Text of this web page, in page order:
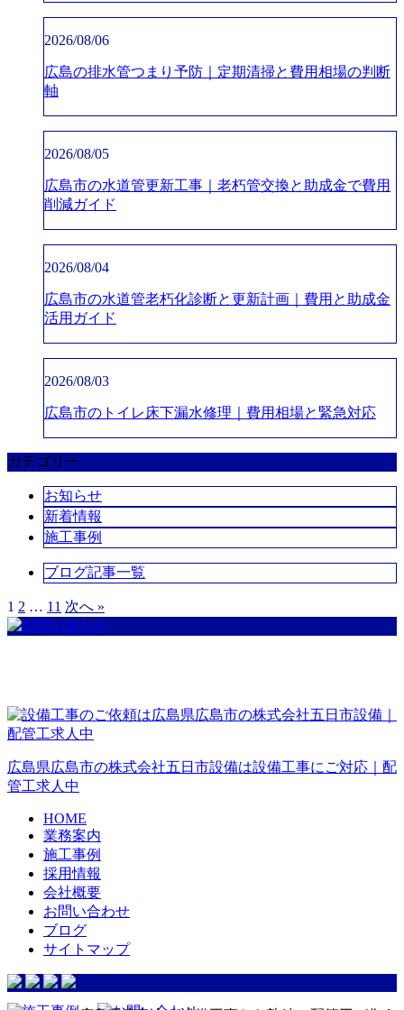
2026/08/06
広島の排水管つまり予防｜定期清掃と費用相場の判断
軸
2026/08/05
広島市の水道管更新工事｜老朽管交換と助成金で費用
削減ガイド
2026/08/04
広島市の水道管老朽化診断と更新計画｜費用と助成金
活用ガイド
2026/08/03
広島市のトイレ床下漏水修理｜費用相場と緊急対応
カテゴリー
お知らせ
新着情報
施工事例
ブログ記事一覧
1 2 … 11 次へ »
広島県広島市の株式会社五日市設備は設備工事にご対応｜配
管工求人中
HOME
業務案内
施工事例
採用情報
会社概要
お問い合わせ
ブログ
サイトマップ